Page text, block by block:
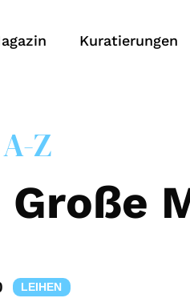
Kuratierungen
Z
Große
LEIHEN